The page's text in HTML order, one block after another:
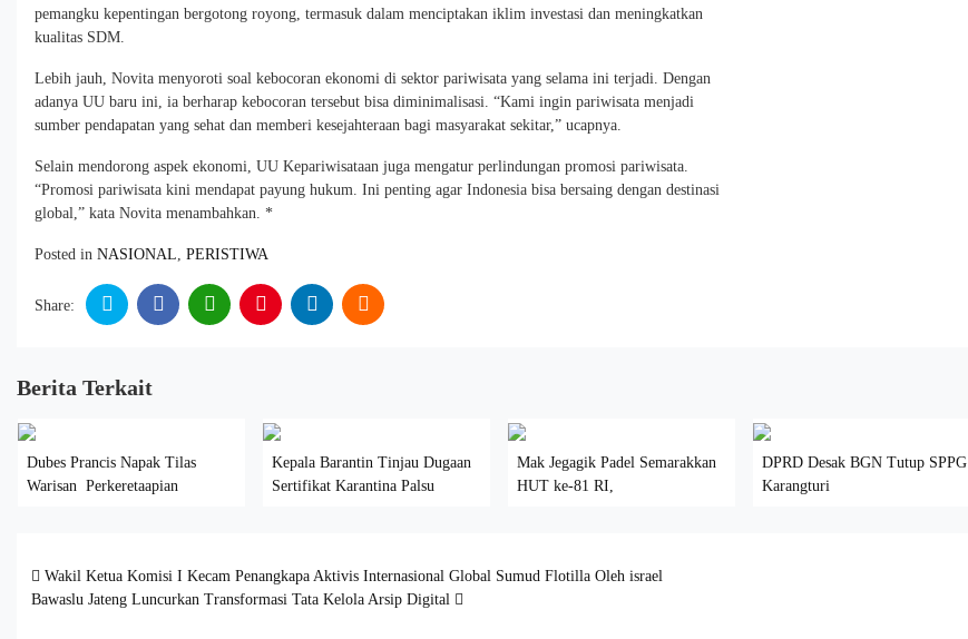
pemangku kepentingan bergotong royong, termasuk dalam menciptakan iklim investasi dan meningkatkan
kualitas SDM.
Lebih jauh, Novita menyoroti soal kebocoran ekonomi di sektor pariwisata yang selama ini terjadi. Dengan
adanya UU baru ini, ia berharap kebocoran tersebut bisa diminimalisasi. “Kami ingin pariwisata menjadi
sumber pendapatan yang sehat dan memberi kesejahteraan bagi masyarakat sekitar,” ucapnya.
Selain mendorong aspek ekonomi, UU Kepariwisataan juga mengatur perlindungan promosi pariwisata.
“Promosi pariwisata kini mendapat payung hukum. Ini penting agar Indonesia bisa bersaing dengan destinasi
global,” kata Novita menambahkan. *
Posted in NASIONAL, PERISTIWA
Share:
Berita Terkait
Dubes Prancis Napak Tilas
Warisan Perkeretaapian
Kepala Barantin Tinjau Dugaan
Sertifikat Karantina Palsu
Mak Jegagik Padel Semarakkan
HUT ke-81 RI,
DPRD Desak BGN Tutup SPPG
Karangturi
Post navigation
Wakil Ketua Komisi I Kecam Penangkapa Aktivis Internasional Global Sumud Flotilla Oleh israel
Bawaslu Jateng Luncurkan Transformasi Tata Kelola Arsip Digital